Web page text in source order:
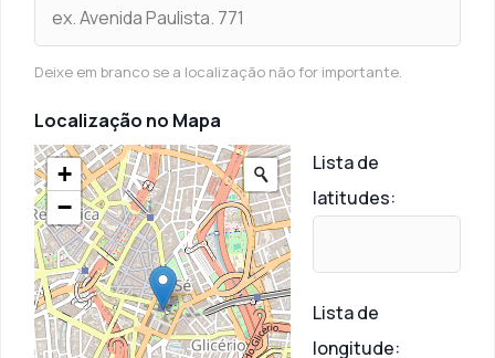
Deixe em branco se a localização não for importante.
Localização no Mapa
+
−
Lista de
latitudes:
Lista de
longitude: